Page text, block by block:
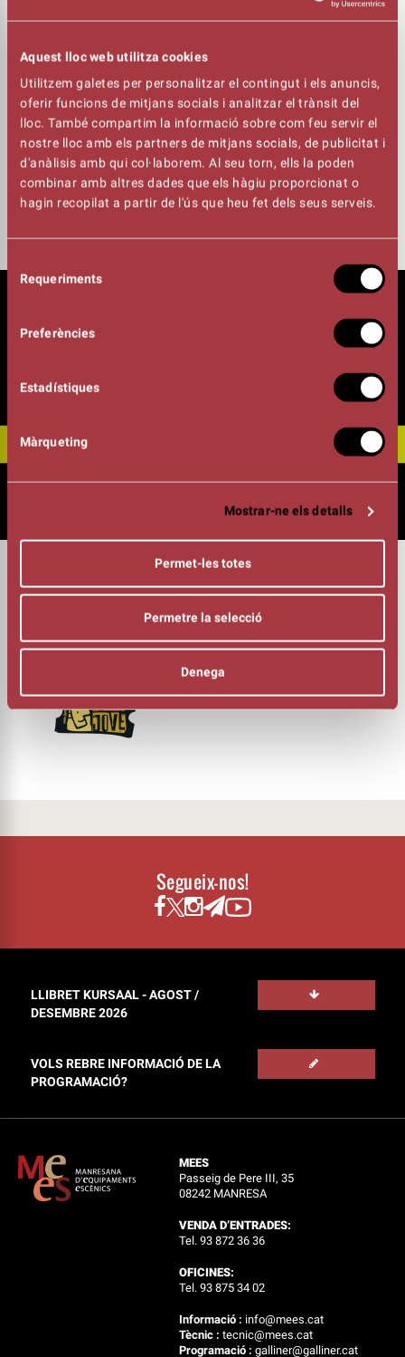
Aquest lloc web utilitza cookies
Utilitzem galetes per personalitzar el contingut i els anuncis,
oferir funcions de mitjans socials i analitzar el trànsit del
lloc. També compartim la informació sobre com feu servir el
nostre lloc amb els partners de mitjans socials, de publicitat i
d'anàlisis amb qui col·laborem. Al seu torn, ells la poden
combinar amb altres dades que els hàgiu proporcionat o
hagin recopilat a partir de l'ús que heu fet dels seus serveis.
Requeriments
Preferències
Estadístiques
Màrqueting
Mostrar-ne els detalls
Permet-les totes
Permetre la selecció
Denega
i els ‘quotidiòfons’ (objectes quotidians emprats com a
Estrenarem la temporada de Platea Jove amb ritme!
DEIXEU-VOS SORPRENDRE: CLAQUÉ,
BEATBOX,PERCUSSIÓ CORPORAL... AIXÒ ÉS ‘GOT
RHYTHM!
Espectacle en castellà
01:00h
IDEA ORIGINAL I INTERPRETACIÓ
DIRECCIÓ, CONSTRUCCIÓ DE PERSONATGES I VEUS EN OFF
Marc Darbra
Segueix-nos!
LLIBRET KURSAAL - AGOST /
DESEMBRE 2026
VOLS REBRE INFORMACIÓ DE LA
PROGRAMACIÓ?
MEES
Passeig de Pere III, 35
08242 MANRESA
VENDA D’ENTRADES:
Tel. 93 872 36 36
OFICINES:
Tel. 93 875 34 02
Informació : info@mees.cat
Tècnic :tecnic@mees.cat
Programació :galliner@galliner.cat